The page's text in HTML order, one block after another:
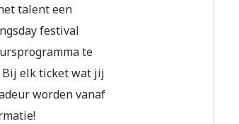
talent een
festival
te
Bij elk ticket wat jij
worden vanaf